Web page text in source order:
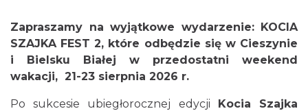
Zapraszamy na wyjątkowe wydarzenie: KOCIA
SZAJKA FEST 2, które odbędzie się w Cieszynie
i Bielsku Białej w przedostatni weekend
wakacji, 21-23 sierpnia 2026 r.
Po sukcesie ubiegłorocznej edycji Kocia Szajka